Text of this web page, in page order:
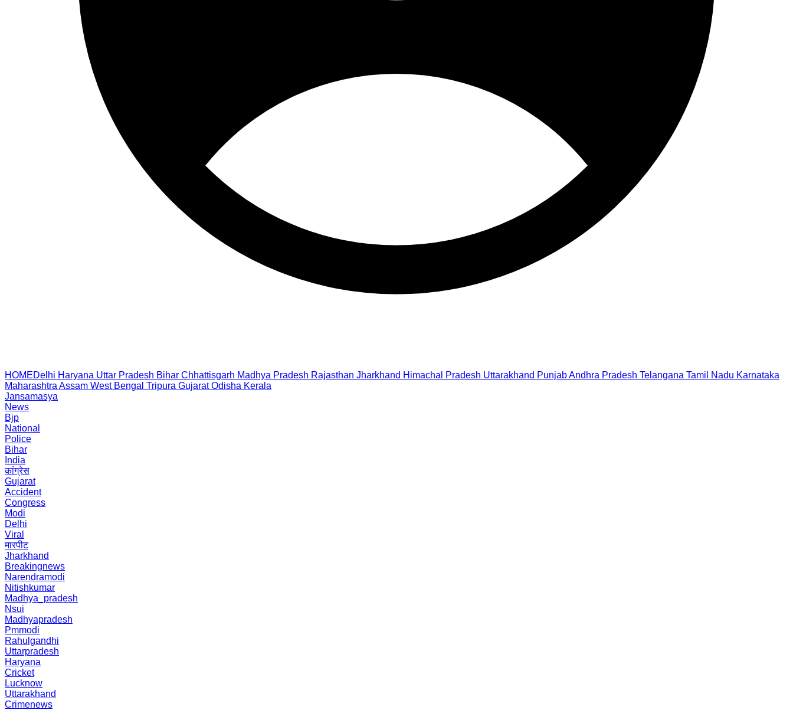
HOMEDelhi Haryana Uttar Pradesh Bihar Chhattisgarh Madhya Pradesh Rajasthan Jharkhand Himachal Pradesh Uttarakhand PunjabAndhra Pradesh Telangana Tamil Nadu Karnataka
Maharashtra Assam West Bengal Tripura Gujarat Odisha Kerala
Jansamasya
News
Bjp
National
Police
Bihar
India
कांग्रेस
Gujarat
Accident
Congress
Modi
Delhi
Viral
मारपीट
Jharkhand
Breakingnews
Narendramodi
Nitishkumar
Madhya_pradesh
Nsui
Madhyapradesh
Pmmodi
Rahulgandhi
Uttarpradesh
Haryana
Cricket
Lucknow
Uttarakhand
Crimenews